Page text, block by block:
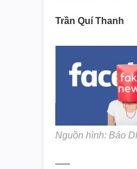
Trần Quí Thanh
Nguồn hình: Báo
—–